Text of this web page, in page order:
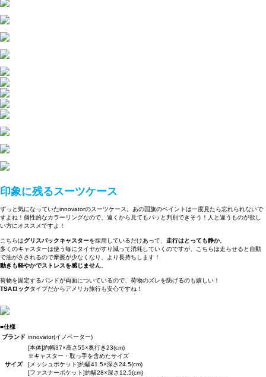
印象に残るスーツケース
ずっと気になっていたinnovatorのスーツケース。あの国旗のペイントは一度見たら忘れられないで
すよね！個性的なカラーリングなので、遠くから見てもパッと判別できそう！人と違うものが欲し
い方にオススメですよ！
こちらはグリスパックキャスターを採用しているだけあって、 走行はとっても静か。
多くのキャスターは使う毎にタイヤがすり減って消耗していくのですが、こちらは走らせると自動
で油がさされるので摩擦が少なくなり、より長持ちします！
動きも軽やかでストレスを感じません。
荷物を固定するバンドが両面についているので、荷物のズレを防げるのも嬉しい！
TSAロックタイプだからアメリカ旅行も安心ですね！
■仕様
ブランド innovator(イノベーター)
サイズ
[本体]約幅37×高さ55×奥行き23(cm)
※キャスター・取っ手を含めたサイズ
[メッシュポケット]約幅41.5×深さ24.5(cm)
[ファスナーポケット]約幅28×深さ12.5(cm)